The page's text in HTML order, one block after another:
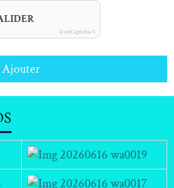
IconCaptcha ©
Ajouter